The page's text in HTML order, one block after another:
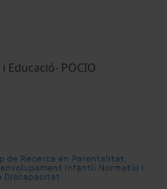
Educació- POCIO